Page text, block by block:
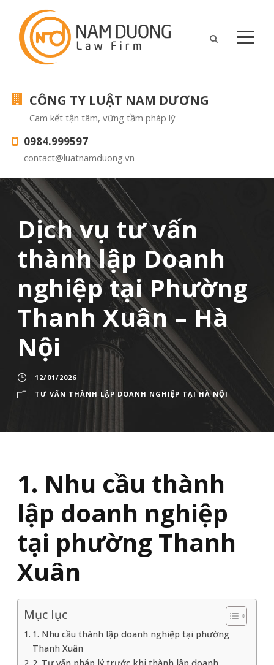
CÔNG TY LUẬT NAM DƯƠNG
Cam kết tận tâm, vững tầm pháp lý
0984.999597
contact@luatnamduong.vn
Dịch vụ tư vấn
thành lập Doanh
nghiệp tại Phường
Thanh Xuân – Hà
Nội
12/01/2026
TƯ VẤN THÀNH LẬP DOANH NGHIỆP TẠI HÀ NỘI
1. Nhu cầu thành
lập doanh nghiệp
tại phường Thanh
Xuân
Mục lục
1. Nhu cầu thành lập doanh nghiệp tại phường
Thanh Xuân